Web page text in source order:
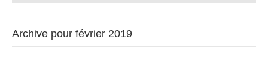
Archive pour février 2019